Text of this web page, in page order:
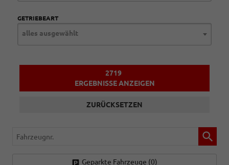
GETRIEBEART
alles ausgewählt
2719
ERGEBNISSE ANZEIGEN
ZURÜCKSETZEN
Fahrzeugnr.
Geparkte Fahrzeuge (0)